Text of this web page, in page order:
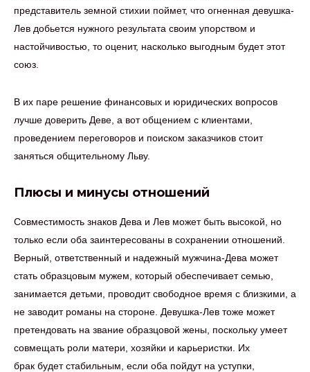
представитель земной стихии поймет, что огненная девушка-
Лев добьется нужного результата своим упорством и
настойчивостью, то оценит, насколько выгодным будет этот
союз.
В их паре решение финансовых и юридических вопросов
лучше доверить Деве, а вот общением с клиентами,
проведением переговоров и поиском заказчиков стоит
заняться общительному Льву.
Плюсы и минусы отношений
Совместимость знаков Дева и Лев может быть высокой, но
только если оба заинтересованы в сохранении отношений.
Верный, ответственный и надежный мужчина-Дева может
стать образцовым мужем, который обеспечивает семью,
занимается детьми, проводит свободное время с близкими, а
не заводит романы на стороне. Девушка-Лев тоже может
претендовать на звание образцовой жены, поскольку умеет
совмещать роли матери, хозяйки и карьеристки. Их
брак будет стабильным, если оба пойдут на уступки,